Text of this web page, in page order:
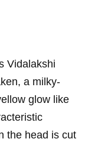
Vidalakshi
a milky-
glow like
the head is cut